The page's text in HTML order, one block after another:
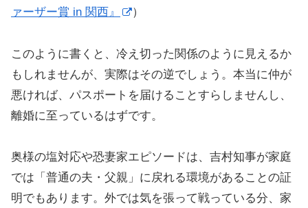
ァーザー賞 in 関西』
）
このように書くと、冷え切った関係のように見えるか
もしれませんが、実際はその逆でしょう。本当に仲が
悪ければ、パスポートを届けることすらしませんし、
離婚に至っているはずです。
奥様の塩対応や恐妻家エピソードは、吉村知事が家庭
では「普通の夫・父親」に戻れる環境があることの証
明でもあります。外では気を張って戦っている分、家